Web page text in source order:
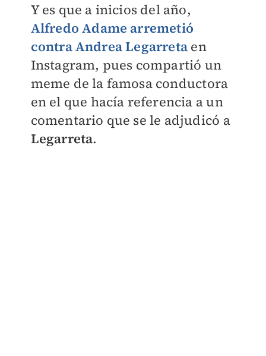
Y es que a inicios del año,
Alfredo Adame arremetió
contra Andrea Legarreta en
Instagram, pues compartió un
meme de la famosa conductora
en el que hacía referencia a un
comentario que se le adjudicó a
Legarreta.